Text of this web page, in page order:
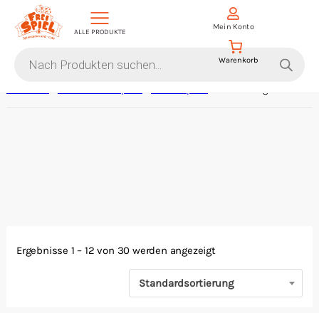
ALLE PRODUKTE
search
Mein Konto
Krimi-Dinner
Ergebnisse 1 – 12 von 30 werden angezeigt
Standardsortierung